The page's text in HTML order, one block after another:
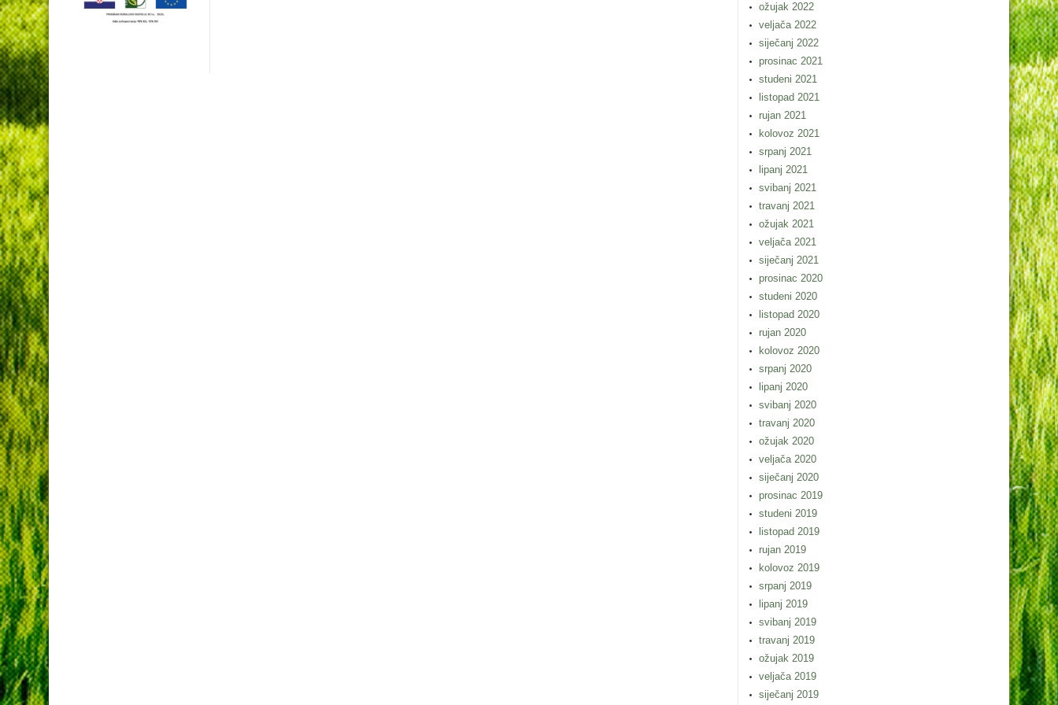
ožujak 2022
veljača 2022
siječanj 2022
prosinac 2021
studeni 2021
listopad 2021
rujan 2021
kolovoz 2021
srpanj 2021
lipanj 2021
svibanj 2021
travanj 2021
ožujak 2021
veljača 2021
siječanj 2021
prosinac 2020
studeni 2020
listopad 2020
rujan 2020
kolovoz 2020
srpanj 2020
lipanj 2020
svibanj 2020
travanj 2020
ožujak 2020
veljača 2020
siječanj 2020
prosinac 2019
studeni 2019
listopad 2019
rujan 2019
kolovoz 2019
srpanj 2019
lipanj 2019
svibanj 2019
travanj 2019
ožujak 2019
veljača 2019
siječanj 2019